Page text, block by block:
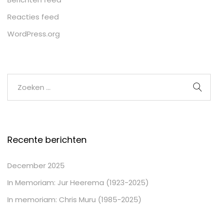
Reacties feed
WordPress.org
Recente berichten
December 2025
In Memoriam: Jur Heerema (1923-2025)
In memoriam: Chris Muru (1985-2025)